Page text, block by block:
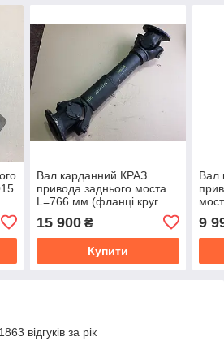
Вал карданний КРАЗ
привода заднього моста
L=766 мм (фланці круг.
отв.12 мм.) 260-2201010-
13
15 900₴
Купити
Вал
9
відгуків за рік